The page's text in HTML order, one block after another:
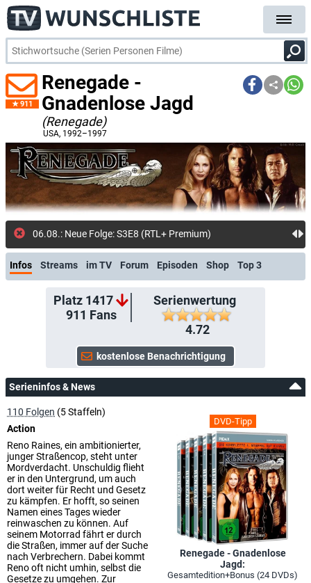
911
Renegade -
Gnadenlose Jagd
(Renegade)
USA, 1992–1997
06.08.: Neue Folge: S3E8 (RTL+ Premium)
Infos Streams im TV Forum Episoden Shop Top 3
Platz 1417
911 Fans
Serienwertung
4.72
Serieninfos & News
DVD-Tipp
Renegade - Gnadenlose
Jagd:
Gesamtedition+Bonus (24 DVDs)
110 Folgen (5 Staffeln)
Action
Reno Raines, ein ambitionierter,
junger Straßencop, steht unter
Mordverdacht. Unschuldig flieht
er in den Untergrund, um auch
dort weiter für Recht und Gesetz
zu kämpfen. Er hofft, so seinen
Namen eines Tages wieder
reinwaschen zu können. Auf
seinem Motorrad fährt er durch
die Straßen, immer auf der Suche
nach Verbrechern. Dabei kommt
Reno oft nicht umhin, selbst die
Gesetze zu umgehen. Zur